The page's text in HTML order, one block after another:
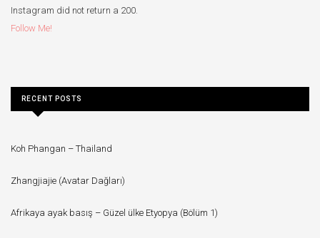
Instagram did not return a 200.
Follow Me!
RECENT POSTS
Koh Phangan – Thailand
Zhangjiajie (Avatar Dağları)
Afrikaya ayak basış – Güzel ülke Etyopya (Bölüm 1)